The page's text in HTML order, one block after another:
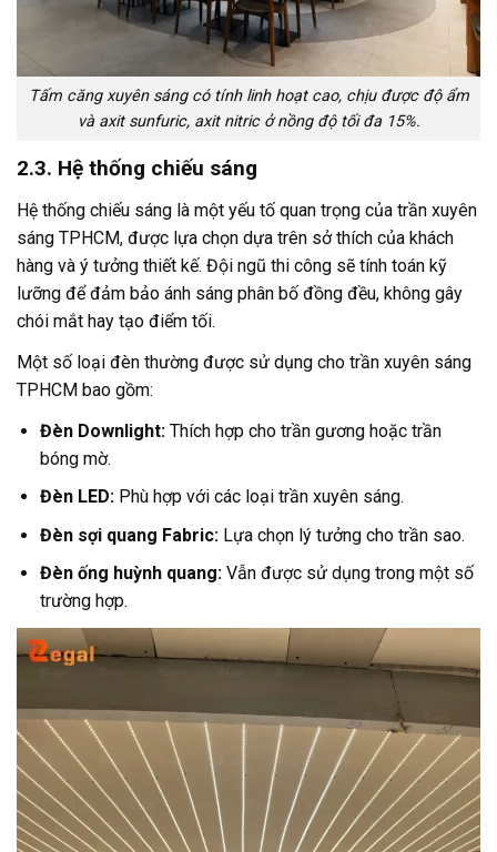
Tấm căng xuyên sáng có tính linh hoạt cao, chịu được độ ẩm
và axit sunfuric, axit nitric ở nồng độ tối đa 15%.
2.3. Hệ thống chiếu sáng
Hệ thống chiếu sáng là một yếu tố quan trọng của trần xuyên
sáng TPHCM, được lựa chọn dựa trên sở thích của khách
hàng và ý tưởng thiết kế. Đội ngũ thi công sẽ tính toán kỹ
lưỡng để đảm bảo ánh sáng phân bố đồng đều, không gây
chói mắt hay tạo điểm tối.
Một số loại đèn thường được sử dụng cho trần xuyên sáng
TPHCM bao gồm:
Đèn Downlight:Thích hợp cho trần gương hoặc trần
bóng mờ.
Đèn LED:Phù hợp với các loại trần xuyên sáng.
Đèn sợi quang Fabric: Lựa chọn lý tưởng cho trần sao.
Đèn ống huỳnh quang: Vẫn được sử dụng trong một số
trường hợp.